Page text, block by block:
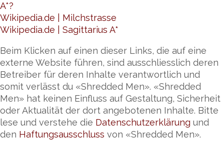
A*?
Wikipedia.de | Milchstrasse
Wikipedia.de | Sagittarius A*
Beim Klicken auf einen dieser Links, die auf eine
externe Website führen, sind ausschliesslich deren
Betreiber für deren Inhalte verantwortlich und
somit verlässt du «Shredded Men». «Shredded
Men» hat keinen Einfluss auf Gestaltung, Sicherheit
oder Aktualität der dort angebotenen Inhalte. Bitte
lese und verstehe die Datenschutzerklärung und
den Haftungsausschluss von «Shredded Men».